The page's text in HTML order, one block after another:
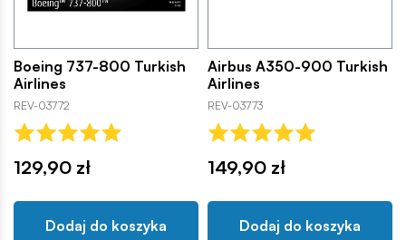
Boeing 737-800 Turkish
Airlines
REV-03772
129,90 zł
Dodaj do koszyka
Airbus A350-900 Turkish
Airlines
REV-03773
149,90 zł
Dodaj do koszyka